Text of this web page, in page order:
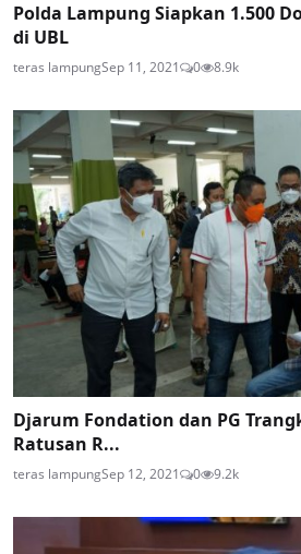
Polda Lampung Siapkan 1.500
di UBL
teras lampungSep 11, 2021 0 8.9k
Djarum Fondation dan PG
Ratusan R...
teras lampungSep 12, 2021 0 9.2k